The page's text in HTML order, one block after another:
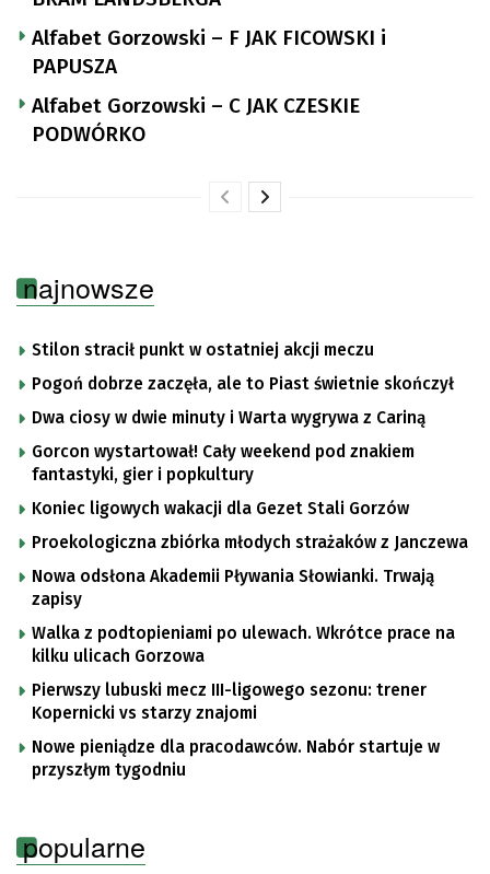
Alfabet Gorzowski – F JAK FICOWSKI i
PAPUSZA
Alfabet Gorzowski – C JAK CZESKIE
PODWÓRKO
najnowsze
Stilon stracił punkt w ostatniej akcji meczu
Pogoń dobrze zaczęła, ale to Piast świetnie skończył
Dwa ciosy w dwie minuty i Warta wygrywa z Cariną
Gorcon wystartował! Cały weekend pod znakiem
fantastyki, gier i popkultury
Koniec ligowych wakacji dla Gezet Stali Gorzów
Proekologiczna zbiórka młodych strażaków z Janczewa
Nowa odsłona Akademii Pływania Słowianki. Trwają
zapisy
Walka z podtopieniami po ulewach. Wkrótce prace na
kilku ulicach Gorzowa
Pierwszy lubuski mecz III-ligowego sezonu: trener
Kopernicki vs starzy znajomi
Nowe pieniądze dla pracodawców. Nabór startuje w
przyszłym tygodniu
popularne